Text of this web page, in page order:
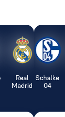
Real
Madrid
Schalke
04